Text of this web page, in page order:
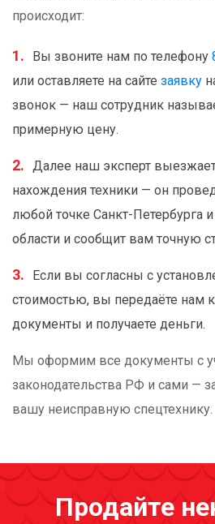
происходит:
Вы звоните нам по телефону
или оставляете на сайте заявку
звонок — наш сотрудник
примерную цену.
Далее наш эксперт
нахождения техники — он
любой точке Санкт-Петербурга
области и сообщит вам точную
Если вы согласны с
стоимостью, вы передаёте нам
документы и получаете деньги.
Мы оформим все документы с
законодательства РФ и сами —
вашу неисправную спецтехнику.
Продайте